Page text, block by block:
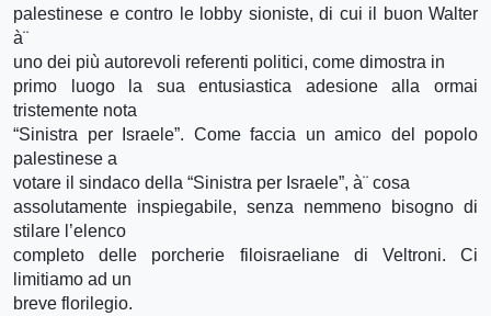
palestinese e contro le lobby sioniste, di cui il buon Walter
à¨
uno dei più autorevoli referenti politici, come dimostra in
primo luogo la sua entusiastica adesione alla ormai
tristemente nota
“Sinistra per Israele”. Come faccia un amico del popolo
palestinese a
votare il sindaco della “Sinistra per Israele”, à¨ cosa
assolutamente inspiegabile, senza nemmeno bisogno di
stilare l’elenco
completo delle porcherie filoisraeliane di Veltroni. Ci
limitiamo ad un
breve florilegio.